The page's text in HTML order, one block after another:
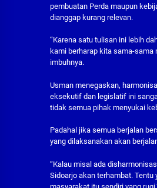
pembuatan Perda maupun
dianggap kurang relevan.
“Karena satu tulisan ini lebih
kami berharap kita sama-sama
imbuhnya.
Usman menegaskan,
eksekutif dan legislatif ini
tidak semua pihak menyukai
Padahal jika semua berjalan
yang dilaksanakan akan
“Kalau misal ada
Sidoarjo akan terhambat. Tentu